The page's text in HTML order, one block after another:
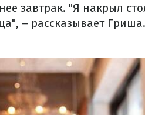
завтрак. "Я накрыл
– рассказывает